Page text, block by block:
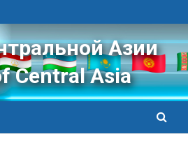
Азии
Central Asia